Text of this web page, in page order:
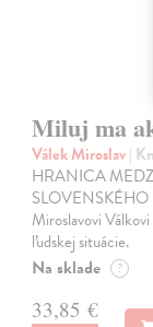
Miluj ma
Válek Miroslav|
HRANICA
SLOVENSKÉHO
Miroslavovi
ľudskej situácie.
Na sklade ?
33,85 €